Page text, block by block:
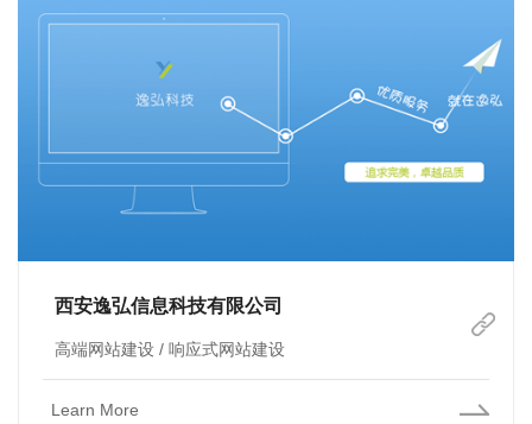
西安逸弘信息科技有限公司
高端网站建设 / 响应式网站建设
Learn More